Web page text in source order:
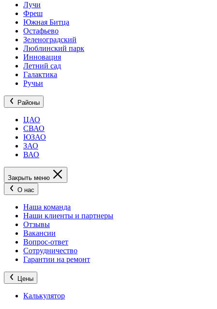
Лучи
Фреш
Южная Битца
Остафьево
Зеленоградский
Люблинский парк
Инновация
Летний сад
Галактика
Ручьи
Районы
ЦАО
СВАО
ЮЗАО
ЗАО
ВАО
Закрыть меню
О нас
Наша команда
Наши клиенты и партнеры
Отзывы
Вакансии
Вопрос-ответ
Сотрудничество
Гарантии на ремонт
Цены
Калькулятор